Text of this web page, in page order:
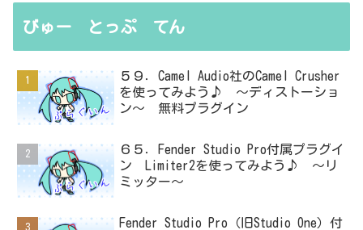
びゅー とっぷ てん
５９．Camel Audio社のCamel Crusher
を使ってみよう♪ ～ディストーショ
ン～ 無料プラグイン
６５．Fender Studio Pro付属プラグイ
ン Limiter2を使ってみよう♪ ～リ
ミッター～
Fender Studio Pro（旧Studio One）付